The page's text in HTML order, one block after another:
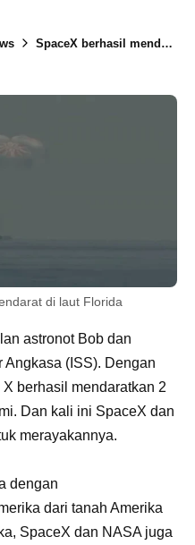
SpaceX berhasil mendaratkan 2 astronot NASA kembali ke bumi
di laut Florida
astronot Bob dan
Angkasa (ISS). Dengan
berhasil mendaratkan 2
Dan kali ini SpaceX dan
merayakannya.
dengan
dari tanah Amerika
SpaceX dan NASA juga